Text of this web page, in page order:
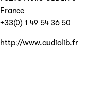
France
+33(0) 1 49 54 36 50
http://www.audiolib.fr